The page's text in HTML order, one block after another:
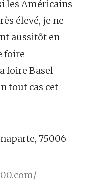
les Américains
élevé, je ne
aussitôt en
foire
foire Basel
tout cas cet
75006